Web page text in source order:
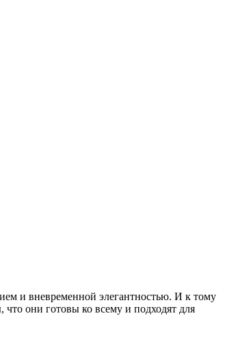
и вневременной элегантностью. И к тому
что они готовы ко всему и подходят для